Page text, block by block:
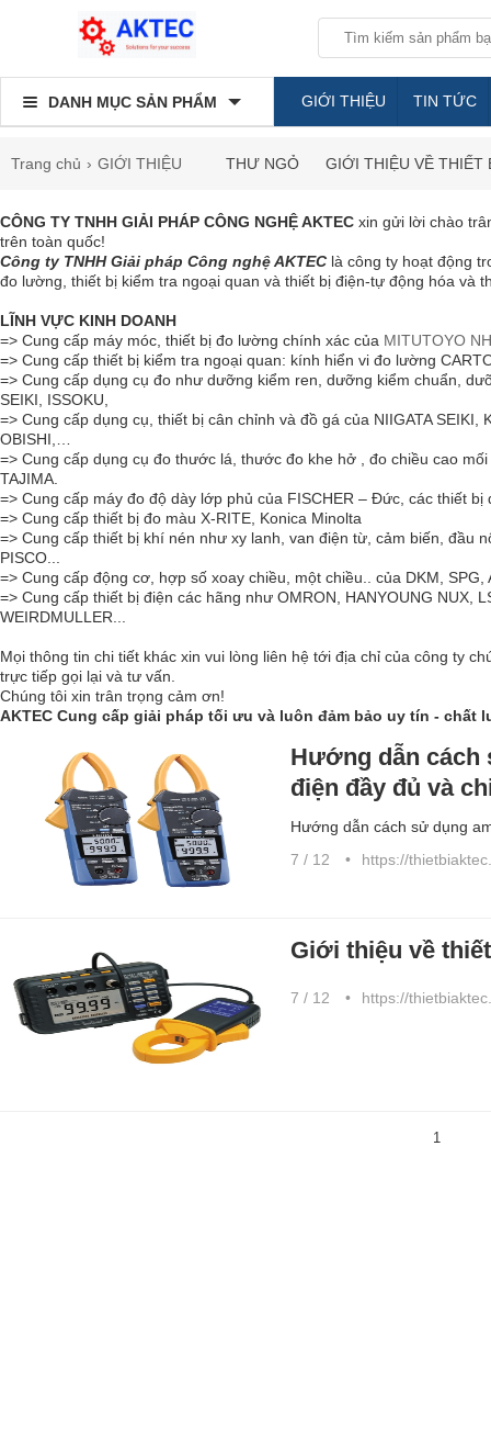
DANH MỤC SẢN PHẨM GIỚI THIỆU TIN TỨC
Trang chủ GIỚI THIỆU THƯ NGỎ GIỚI THIỆU VỀ THIẾT
CÔNG TY TNHH GIẢI PHÁP CÔNG NGHỆ AKTEC xin gửi lời chào
trên toàn quốc!
Công ty TNHH Giải pháp Công nghệ AKTEC là công ty hoạt động
đo lường, thiết bị kiểm tra ngoại quan và thiết bị điện-tự động hóa và
LĨNH VỰC KINH DOANH
=> Cung cấp máy móc, thiết bị đo lường chính xác của MITUTOYO
=> Cung cấp thiết bị kiểm tra ngoại quan: kính hiển vi đo lường
=> Cung cấp dụng cụ đo như dưỡng kiểm ren, dưỡng kiểm chuẩn,
SEIKI, ISSOKU,
=> Cung cấp dụng cụ, thiết bị cân chỉnh và đồ gá của NIIGATA
OBISHI,…
=> Cung cấp dụng cụ đo thước lá, thước đo khe hở , đo chiều cao
TAJIMA.
=> Cung cấp máy đo độ dày lớp phủ của FISCHER – Đức, các thiết
=> Cung cấp thiết bị đo màu X-RITE, Konica Minolta
=> Cung cấp thiết bị khí nén như xy lanh, van điện từ, cảm biến, đầu
PISCO...
=> Cung cấp động cơ, hợp số xoay chiều, một chiều.. của DKM, SPG,
=> Cung cấp thiết bị điện các hãng như OMRON, HANYOUNG NUX,
WEIRDMULLER...
Mọi thông tin chi tiết khác xin vui lòng liên hệ tới địa chỉ của công ty
trực tiếp gọi lại và tư vấn.
Chúng tôi xin trân trọng cảm ơn!
AKTEC Cung cấp giải pháp tối ưu và luôn đảm bảo uy tín - chất
Hướng dẫn cách
điện đầy đủ và
Hướng dẫn cách sử dụng
7 / 12
https://
Giới thiệu về
7 / 12 https://
1